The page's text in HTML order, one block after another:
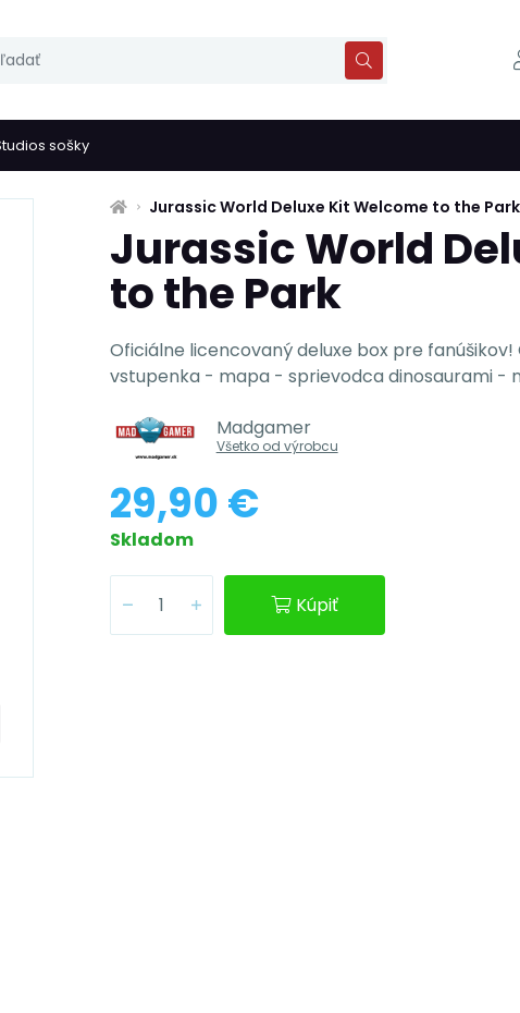
sošky
Jurassic World Deluxe Kit Welcome to the Park
Jurassic World
to the Park
Oficiálne licencovaný deluxe box pre
vstupenka - mapa - sprievodca dinosaurami -
Madgamer
Všetko od výrobcu
29,90 €
Skladom
Kúpiť